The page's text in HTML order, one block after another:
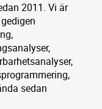
2011. Vi är
sedan